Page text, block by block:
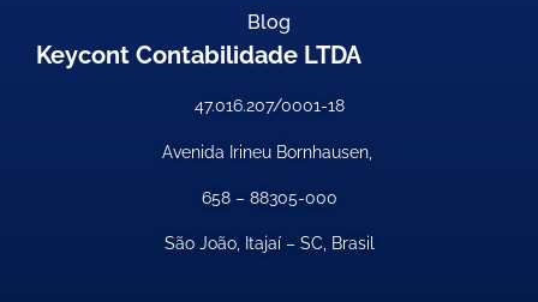
Blog
Keycont Contabilidade LTDA
47.016.207/0001-18
Avenida Irineu Bornhausen,
658 – 88305-000
São João, Itajaí – SC, Brasil